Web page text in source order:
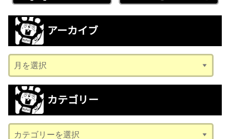
アーカイブ
ー
カ
ブ
カテゴリー